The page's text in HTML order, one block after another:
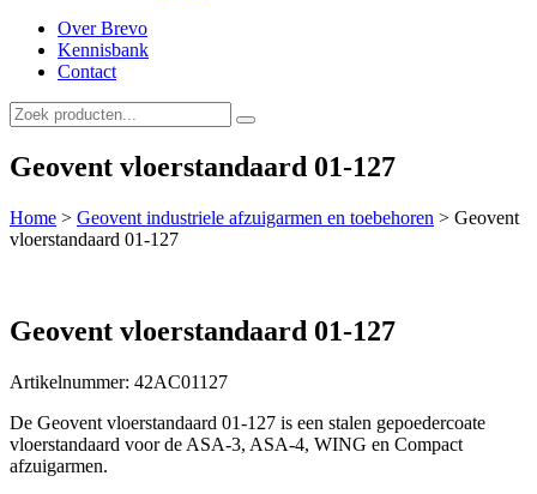
Over Brevo
Kennisbank
Contact
Geovent vloerstandaard 01-127
Home > Geovent industriele afzuigarmen en toebehoren > Geovent
vloerstandaard 01-127
Geovent vloerstandaard 01-127
Artikelnummer: 42AC01127
De Geovent vloerstandaard 01-127 is een stalen gepoedercoate
vloerstandaard voor de ASA-3, ASA-4, WING en Compact
afzuigarmen.